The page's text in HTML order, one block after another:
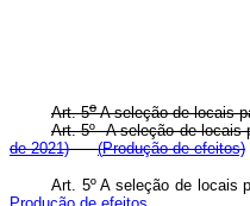
Art. 5oA seleção de locais
Art. 5º A seleção de locais
de 2021)
(Produção de efeitos)
Art. 5º A seleção de